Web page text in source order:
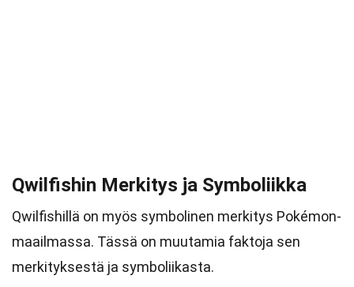
Qwilfishin Merkitys ja Symboliikka
Qwilfishillä on myös symbolinen merkitys Pokémon-
maailmassa. Tässä on muutamia faktoja sen
merkityksestä ja symboliikasta.